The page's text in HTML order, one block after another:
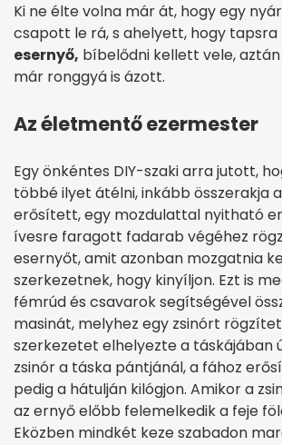
Ki ne élte volna már át, hogy egy
csapott le rá, s ahelyett, hogy tapsra
esernyő, bíbelődni kellett vele,
már ronggyá is ázott.
Az életmentő ezermester
Egy önkéntes DIY-szaki arra jutott,
többé ilyet átélni, inkább összerakja
erősített, egy mozdulattal nyitható
ívesre faragott fadarab végéhez
esernyőt, amit azonban mozgatnia
szerkezetnek, hogy kinyíljon. Ezt is
fémrúd és csavarok segítségével
masinát, melyhez egy zsinórt
szerkezetet elhelyezte a táskájában
zsinór a táska pántjánál, a fához
pedig a hátulján kilógjon. Amikor a
az ernyő előbb felemelkedik a feje
Eközben mindkét keze szabadon